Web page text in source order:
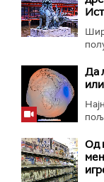
Да
Од